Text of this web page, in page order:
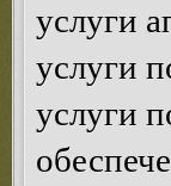
услуги
услуги
услуги